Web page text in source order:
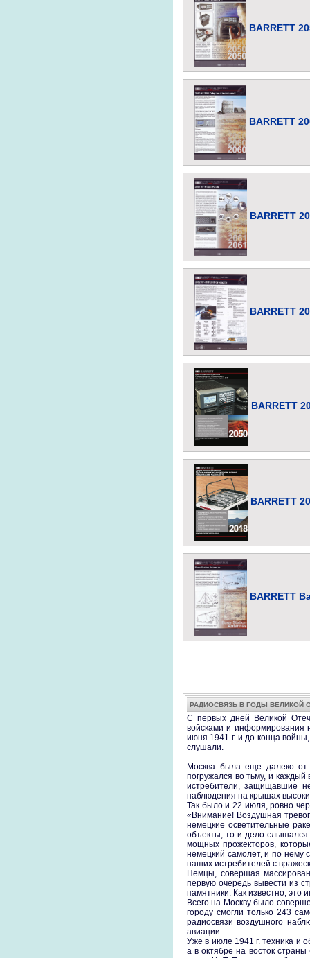
BARRETT
BARRETT
BARRETT
BARRETT
BARRETT
BARRETT
BARRETT
РАДИОСВЯЗЬ В ГОДЫ ВЕЛИКОЙ
С первых дней Великой
войсками и информирования
июня 1941 г. и до конца
слушали.
Москва была еще далеко от
погружался во тьму, и
истребители, защищавшие
наблюдения на крышах
Так было и 22 июля, ровно
«Внимание! Воздушная
немецкие осветительные
объекты, то и дело слышался
мощных прожекторов,
немецкий самолет, и по нему
наших истребителей с
Немцы, совершая
первую очередь вывести из
памятники. Как известно, это
Всего на Москву было
городу смогли только 243
радиосвязи воздушного
авиации.
Уже в июле 1941 г. техника и
а в октябре на восток